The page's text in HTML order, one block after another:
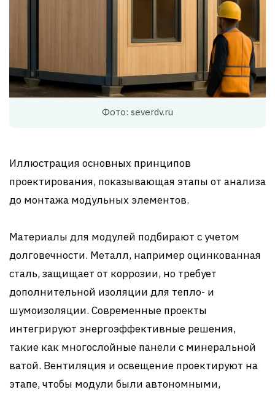
Фото: severdv.ru
Иллюстрация основных принципов
проектирования, показывающая этапы от анализа
до монтажа модульных элементов.
Материалы для модулей подбирают с учетом
долговечности. Металл, например оцинкованная
сталь, защищает от коррозии, но требует
дополнительной изоляции для тепло- и
шумоизоляции. Современные проекты
интегрируют энергоэффективные решения,
такие как многослойные панели с минеральной
ватой. Вентиляция и освещение проектируют на
этапе, чтобы модули были автономными,